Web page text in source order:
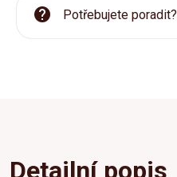
Potřebujete poradit?
Detailní popis